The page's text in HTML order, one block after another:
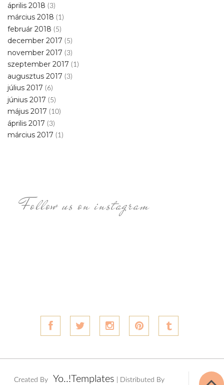
április 2018 (3)
március 2018 (1)
február 2018 (5)
december 2017 (5)
november 2017 (3)
szeptember 2017 (1)
augusztus 2017 (3)
július 2017 (6)
június 2017 (5)
május 2017 (10)
április 2017 (3)
március 2017 (1)
Follow us on instagram
Created By Yo..!Templates | Distributed By